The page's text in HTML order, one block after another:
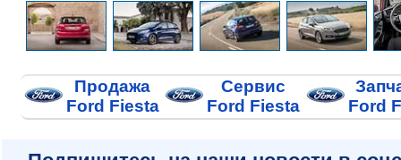
Продажа
Ford Fiesta
Сервис
Ford Fiesta
Ford